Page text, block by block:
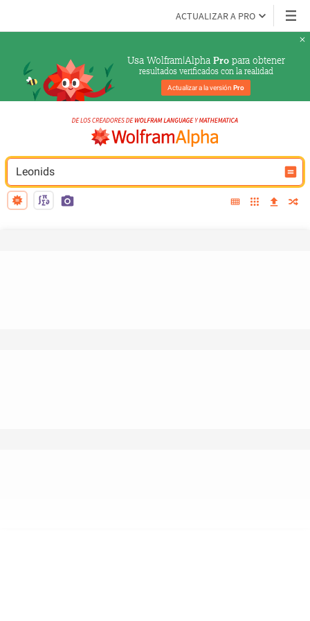
ACTUALIZAR A PRO
Usa Wolfram|Alpha Pro para obtener
resultados verificados con la realidad
Actualizar a la versión Pro
Leonids